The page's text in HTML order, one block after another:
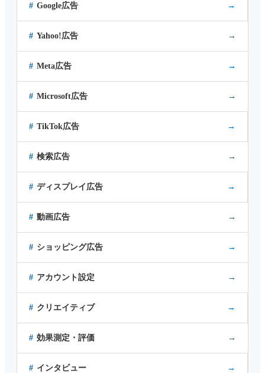
Google広告 →
Yahoo!広告 →
Meta広告 →
Microsoft広告 →
TikTok広告 →
検索広告 →
ディスプレイ広告 →
動画広告 →
ショッピング広告 →
アカウント設定 →
クリエイティブ →
効果測定・評価 →
インタビュー →